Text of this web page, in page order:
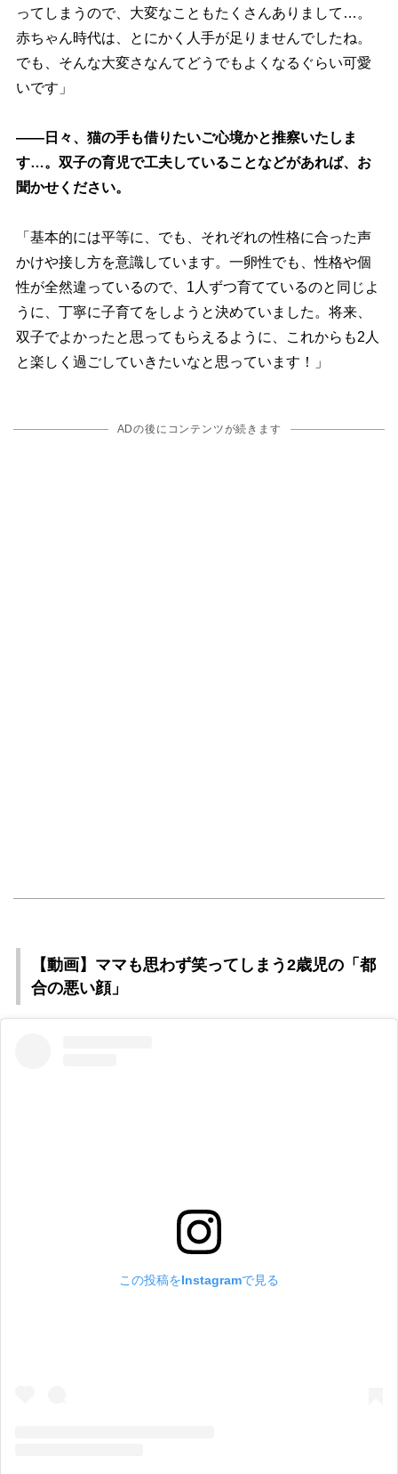
ってしまうので、大変なこともたくさんありまして…。
赤ちゃん時代は、とにかく人手が足りませんでしたね。
でも、そんな大変さなんてどうでもよくなるぐらい可愛
いです」
――日々、猫の手も借りたいご心境かと推察いたしま
す…。双子の育児で工夫していることなどがあれば、お
聞かせください。
「基本的には平等に、でも、それぞれの性格に合った声
かけや接し方を意識しています。一卵性でも、性格や個
性が全然違っているので、1人ずつ育てているのと同じよ
うに、丁寧に子育てをしようと決めていました。将来、
双子でよかったと思ってもらえるように、これからも2人
と楽しく過ごしていきたいなと思っています！」
ADの後にコンテンツが続きます
【動画】ママも思わず笑ってしまう2歳児の「都
合の悪い顔」
この投稿をInstagramで見る